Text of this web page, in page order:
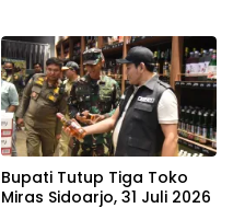
Bupati Tutup Tiga Toko
Miras Sidoarjo, 31 Juli 2026